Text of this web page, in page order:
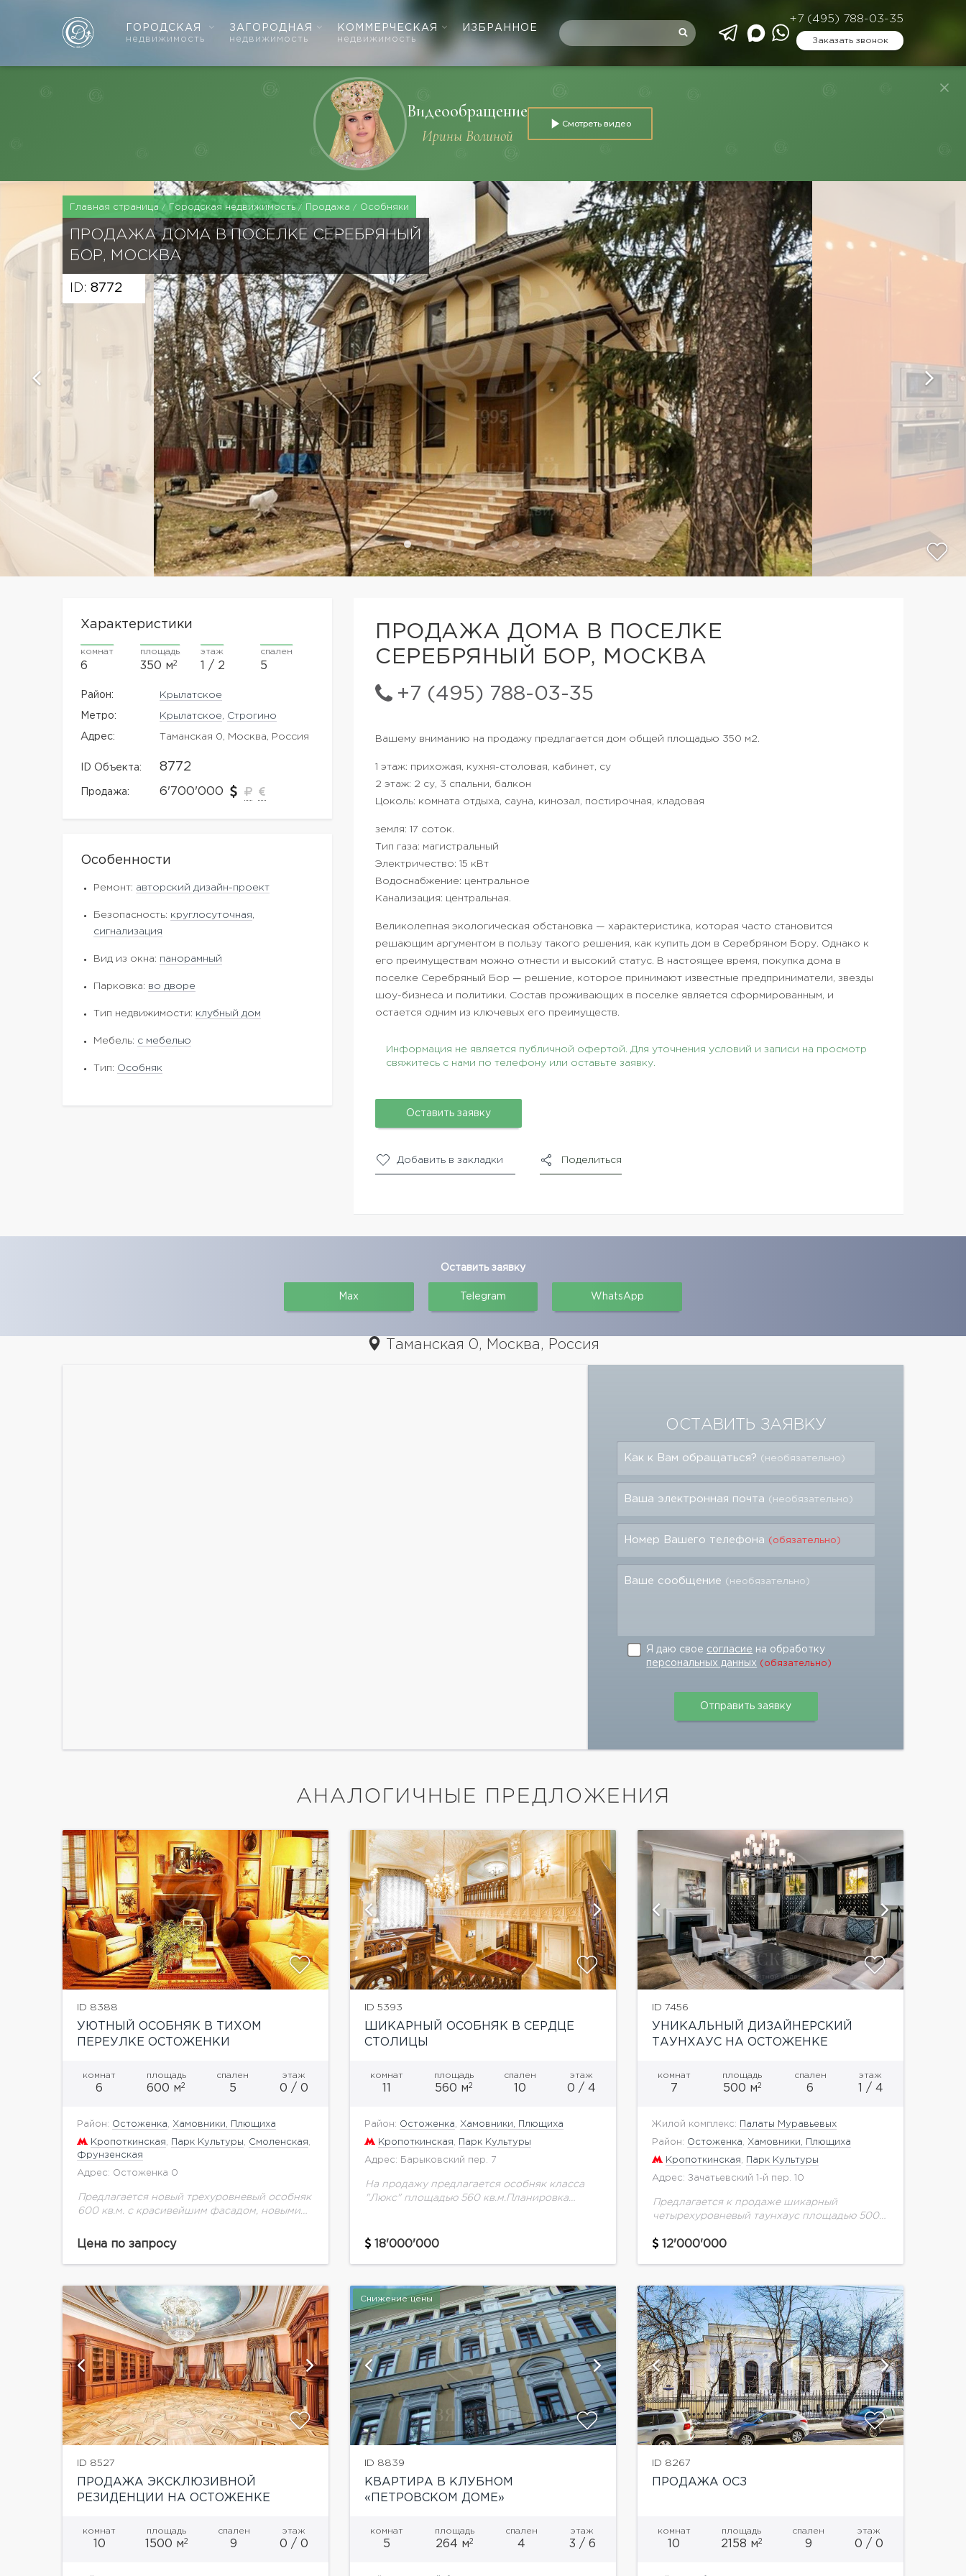
ГОРОДСКАЯ
недвижимость
ЗАГОРОДНАЯ
недвижимость
КОММЕРЧЕСКАЯ
недвижимость
ИЗБРАННОЕ
+7 (495) 788-03-35
Заказать звонок
Видеообращение
Ирины Волиной
Смотреть видео
Главная страница Городская недвижимость Продажа Особняки
ПРОДАЖА ДОМА В ПОСЕЛКЕ СЕРЕБРЯНЫЙ
БОР, МОСКВА
ID: 8772
ПРОДАЖА ДОМА В ПОСЕЛКЕ
СЕРЕБРЯНЫЙ БОР, МОСКВА
+7 (495) 788-03-35
Характеристики
комнат
6
площадь
350 м2
этаж
1 / 2
спален
5
Район: Крылатское
Метро: Крылатское Строгино
Адрес: Таманская 0, Москва, Россия
ID Объекта: 8772
Продажа: 6'700'000
Особенности
Ремонт: авторский дизайн-проект
Безопасность: круглосуточная
сигнализация
Вид из окна: панорамный
Парковка: во дворе
Тип недвижимости: клубный дом
Мебель: с мебелью
Тип: Особняк
Вашему вниманию на продажу предлагается дом общей площадью 350 м2.
1 этаж: прихожая, кухня-столовая, кабинет, су
2 этаж: 2 су, 3 спальни, балкон
Цоколь: комната отдыха, сауна, кинозал, постирочная, кладовая
земля: 17 соток.
Тип газа: магистральный
Электричество: 15 кВт
Водоснабжение: центральное
Канализация: центральная.
Великолепная экологическая обстановка — характеристика, которая часто становится
решающим аргументом в пользу такого решения, как купить дом в Серебряном Бору. Однако к
его преимуществам можно отнести и высокий статус. В настоящее время, покупка дома в
поселке Серебряный Бор — решение, которое принимают известные предприниматели, звезды
шоу-бизнеса и политики. Состав проживающих в поселке является сформированным, и
остается одним из ключевых его преимуществ.
Информация не является публичной офертой. Для уточнения условий и записи на просмотр
свяжитесь с нами по телефону или оставьте заявку.
Оставить заявку
Добавить в закладки Поделиться
Оставить заявку
Max Telegram WhatsApp
Таманская 0, Москва, Россия
ОСТАВИТЬ ЗАЯВКУ
Как к Вам обращаться? (необязательно)
Ваша электронная почта (необязательно)
Номер Вашего телефона (обязательно)
Ваше сообщение (необязательно)
Я даю свое согласие на обработку
персональных данных (обязательно)
АНАЛОГИЧНЫЕ ПРЕДЛОЖЕНИЯ
ID 8388
УЮТНЫЙ ОСОБНЯК В ТИХОМ
ПЕРЕУЛКЕ ОСТОЖЕНКИ
комнат
6
площадь
600 м2
спален
5
этаж
0 / 0
Район: Остоженка Хамовники, Плющиха
Кропоткинская Парк Культуры Смоленская
Фрунзенская
Адрес: Остоженка 0
Предлагается новый трехуровневый особняк
600 кв.м. с красивейшим фасадом, новыми
проживания.
Цена по запросу
показать ещё 6 фотографий
ID 5393
ШИКАРНЫЙ ОСОБНЯК В СЕРДЦЕ
СТОЛИЦЫ
комнат площадь
560 м2
спален
10
этаж
0 / 4
Район: Остоженка Хамовники, Плющиха
Кропоткинская Парк Культуры
Адрес: Барыковский пер. 7
На продажу предлагается особняк класса
"Люкс" площадью 560 кв.м.Планировка
у, спальня с гардеробной комнатой, холл,
18'000'000
показать ещё 28 фотографий
ID 7456
УНИКАЛЬНЫЙ ДИЗАЙНЕРСКИЙ
ТАУНХАУС НА ОСТОЖЕНКЕ
комнат
7
площадь
500 м2
спален
6
этаж
1 / 4
Жилой комплекс: Палаты Муравьевых
Район: Остоженка Хамовники, Плющиха
Кропоткинская Парк Культуры
Адрес: Зачатьевский 1-й пер. 10
Предлагается к продаже шикарный
четырехуровневый таунхаус площадью 500
"Золотая миля". Выполнен авторский ремонт
12'000'000
ID 8527
ПРОДАЖА ЭКСКЛЮЗИВНОЙ
РЕЗИДЕНЦИИ НА ОСТОЖЕНКЕ
комнат
10
площадь
1500 м2
спален
9
этаж
0 / 0
показать ещё 2 фотографии
Снижение цены
ID 8839
КВАРТИРА В КЛУБНОМ
«ПЕТРОВСКОМ ДОМЕ»
комнат
5
площадь
264 м2
спален
4
этаж
3 / 6
показать ещё 3 фотографии
ID 8267
ПРОДАЖА ОСЗ
комнат
10
площадь
2158 м2
спален
9
этаж
0 / 0